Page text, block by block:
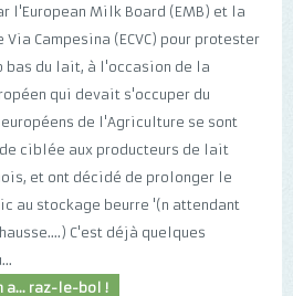
l'European Milk Board (EMB) et la
Campesina (ECVC) pour protester
bas du lait, à l'occasion de la
qui devait s'occuper du
de l'Agriculture se sont
ciblée aux producteurs de lait
et ont décidé de prolonger le
au stockage beurre '(n attendant
C'est déjà quelques
a... raz-le-bol !